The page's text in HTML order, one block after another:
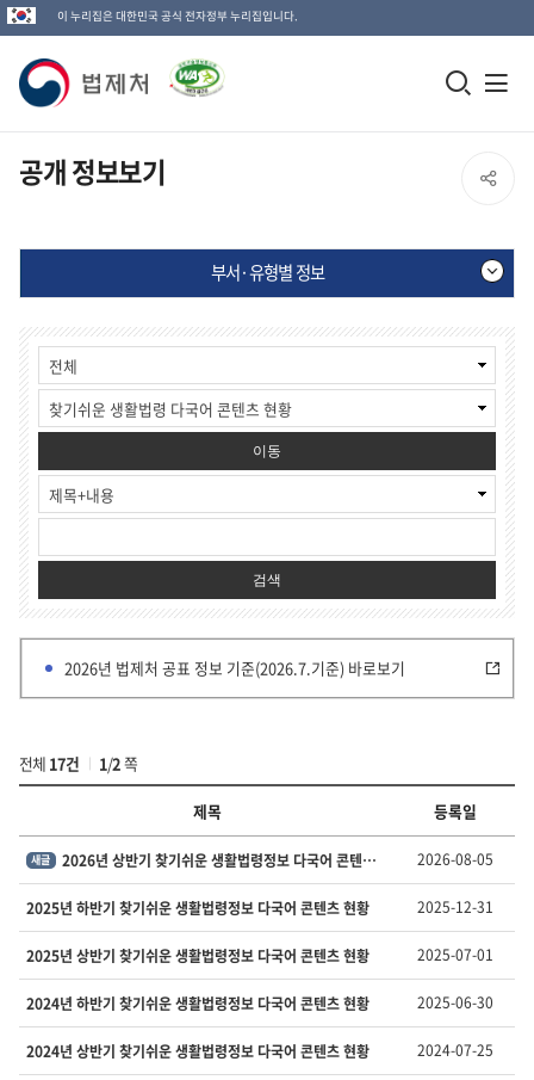
이 누리집은 대한민국 공식 전자정부 누리집입니다.
법
제
처
고
모
기
공개 정보보기 SNS
유
열
기
부서·유형별 정보
부
서
·
유
형
별
정
보
게
시
물
검
색
이동
검색
2026년 법제처 공표 정보 기준(2026.7.기준) 바로보기
전체 17건 1/2쪽
부
서
·
유
형
별
정
보
의
번
호,
제목 등록일
새글 2026년 상반기 찾기쉬운 생활법령정보 다국어 콘텐츠 현황 2026-08-05
2025년 하반기 찾기쉬운 생활법령정보 다국어 콘텐츠 현황 2025-12-31
2025년 상반기 찾기쉬운 생활법령정보 다국어 콘텐츠 현황 2025-07-01
2024년 하반기 찾기쉬운 생활법령정보 다국어 콘텐츠 현황 2025-06-30
2024년 상반기 찾기쉬운 생활법령정보 다국어 콘텐츠 현황 2024-07-25